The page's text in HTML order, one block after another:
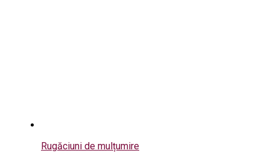
Rugăciuni de mulțumire